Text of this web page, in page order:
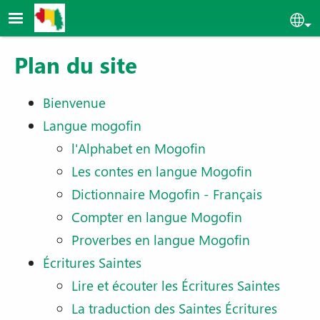
Aller au contenu principal
Plan du site
Bienvenue
Langue mogofin
l'Alphabet en Mogofin
Les contes en langue Mogofin
Dictionnaire Mogofin - Français
Compter en langue Mogofin
Proverbes en langue Mogofin
Écritures Saintes
Lire et écouter les Écritures Saintes
La traduction des Saintes Écritures